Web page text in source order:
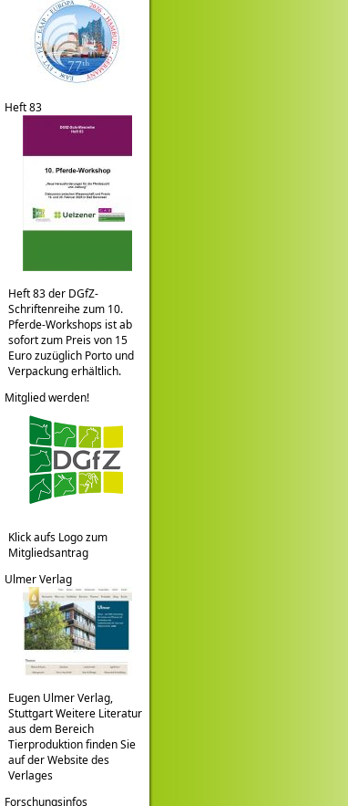
Heft 83
Heft 83 der DGfZ-
Schriftenreihe zum 10.
Pferde-Workshops ist ab
sofort zum Preis von 15
Euro zuzüglich Porto und
Verpackung erhältlich.
Mitglied werden!
Klick aufs Logo zum
Mitgliedsantrag
Ulmer Verlag
Eugen Ulmer Verlag,
Stuttgart Weitere Literatur
aus dem Bereich
Tierproduktion finden Sie
auf der Website des
Verlages
Forschungsinfos